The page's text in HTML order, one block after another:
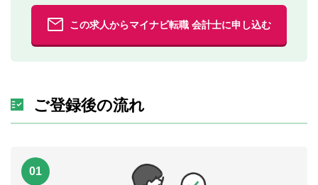
この求人からマイナビ転職 会計士に申し込む
ご登録後の流れ
01